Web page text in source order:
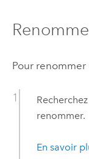
Pour
renommer.
En savoir